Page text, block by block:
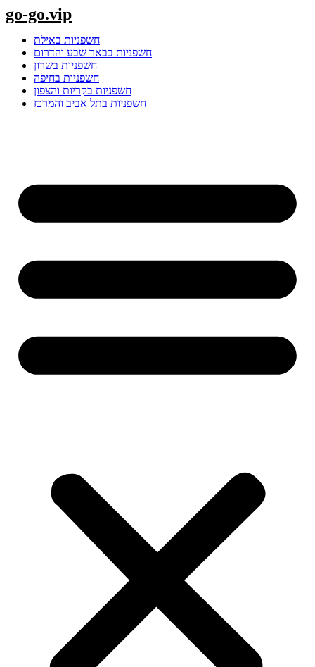
Skip
to
content
go-go.vip
חשפניות באילת
חשפניות בבאר שבע והדרום
חשפניות בשרון
חשפניות בחיפה
חשפניות בקריות והצפון
חשפניות בתל אביב והמרכז